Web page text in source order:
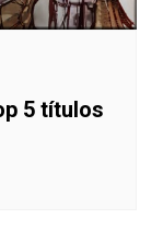
5 títulos